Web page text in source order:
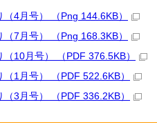
（4月号） （Png 144.6KB）
（7月号） （Png 168.3KB）
（10月号） （PDF 376.5KB）
（1月号） （PDF 522.6KB）
（3月号） （PDF 336.2KB）